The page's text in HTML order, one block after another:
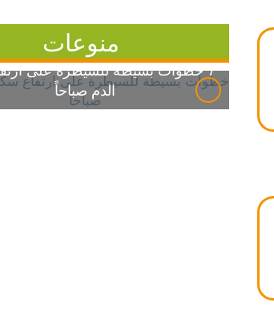
منوعات
7 خطوات بسيطة للسيطرة على
الدم صباحاً